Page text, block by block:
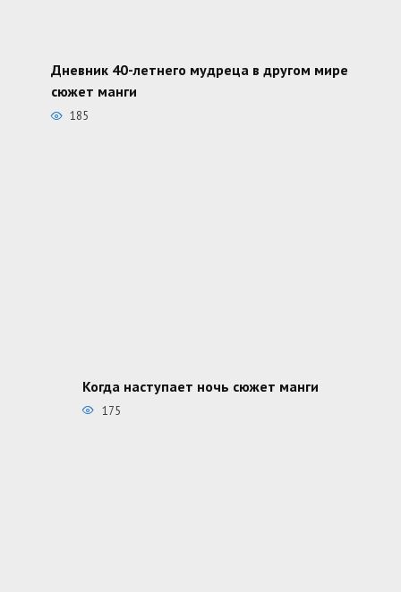
Дневник 40-летнего мудреца в другом мире
сюжет манги
185
Когда наступает ночь сюжет манги
175